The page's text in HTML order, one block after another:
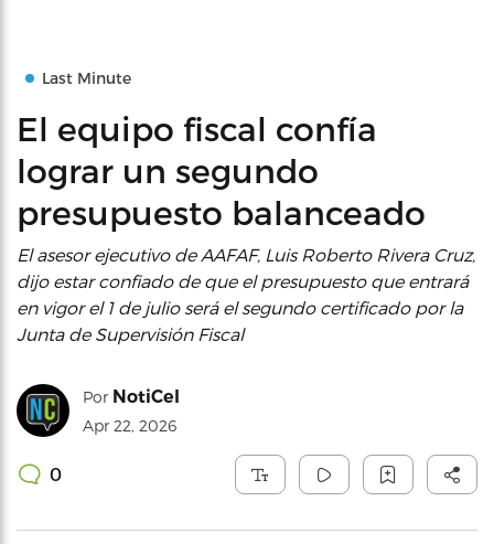
Last Minute
El equipo fiscal confía
lograr un segundo
presupuesto balanceado
El asesor ejecutivo de AAFAF, Luis Roberto Rivera Cruz,
dijo estar confiado de que el presupuesto que entrará
en vigor el 1 de julio será el segundo certificado por la
Junta de Supervisión Fiscal
Por NotiCel
Apr 22, 2026
0